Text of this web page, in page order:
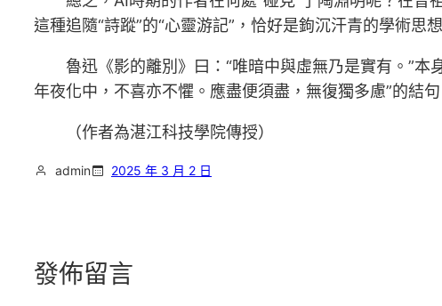
這種追隨“詩蹤”的“心靈游記”，恰好是鉤沉汗青的學術思
魯迅《影的離別》曰：“唯暗中與虛無乃是實有。”
年夜化中，不喜亦不懼。應盡便須盡，無復獨多慮”的結
（作者為湛江科技學院傳授）
admin 2025 年 3 月 2 日
發佈留言